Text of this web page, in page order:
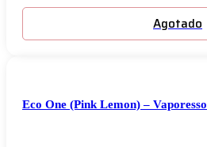
Agotado
Eco One (Pink Lemon) – Vaporesso